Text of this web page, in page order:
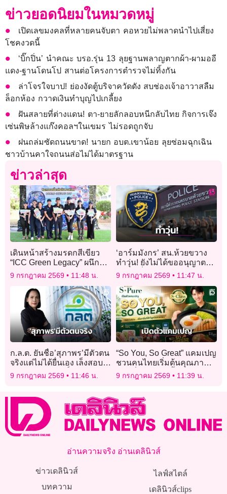
ข่าวยอดนิยมในหมวดหมู่
เปิดเลขมงคลที่หลายคนจับตา คอหวยไม่พลาดนำไปเสี่ยง
โชคงวดนี้
‘บิ๊กปิ่น’ นำคณะ บรอ.รุ่น 13 ลุยฐานพลาญตากผ้า-ผามออี
แดง-ฐานโดนโป สานต่อโครงการตำรวจไม่ทิ้งกัน
ล่าโจรใจบาป! ย่องงัดตู้บริจาควัดดัง สบช่องเจ้าอาวาสลืม
ล็อกห้อง กวาดเงินทำบุญไปเกลี้ยง
ฝันสลายที่ต่างแดน! ตา-ยายลักลอบหนีกลับไทย กิจการเจ๊ง
เซ่นพิษล้างแก๊งคอลฯในเขมร ไม่รอดถูกจับ
ฝนถล่มซัดถนนขาด! นายก อบต.เขาน้อย ลุยซ่อมฉุกเฉิน
ชาวบ้านคาใจถนนส่อไม่ได้มาตรฐาน
ข่าวล่าสุด
เดินหน้าสร้างมรดกสีเขียว
“ICC Green Legacy” ผนึก
กำลัง “ทัพเรือภาคที่ 1” ร่วม
เก็บขยะชายหาด อนุรักษ์
ทะเลไทย
9 กรกฎาคม 2569 11:48 น.
‘อาร์มมังกร’ สน.ห้วยขวาง
ทำวุ่น! ยังไม่ได้ขออนุญาต
เตรียมสั่งทำใหม่ทุกโรงพัก
9 กรกฎาคม 2569 11:47 น.
ก.ล.ต. ยันชื่อ’สุภาพร’มีตัวตน
จริงแต่ไม่ได้ยื่นเอง เล็งสอบ
บัญชีม้าสวมสิทธิ์
9 กรกฎาคม 2569 11:46 น.
“So You, So Great” แคมเปญ
ชวนคนไทยเริ่มต้นคุณภาพ
ชีวิตที่ดี ผ่านทุกมื้ออาหาร
9 กรกฎาคม 2569 11:39 น.
อ่านความจริง อ่านเดลินิวส์
ข่าวเดลินิวส์
บทความ
ไลฟ์สไตล์
เดลินิวส์clips